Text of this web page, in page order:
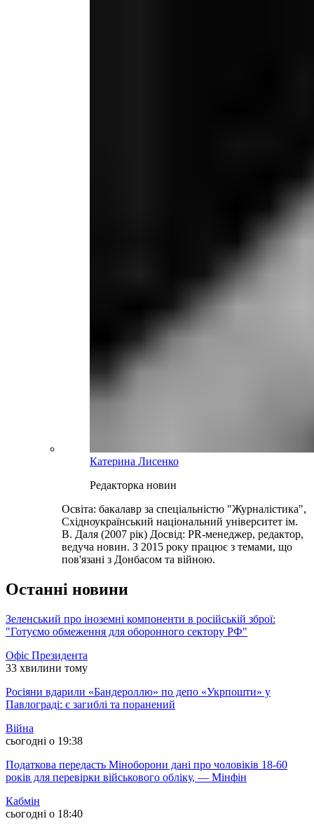
Катерина Лисенко
Редакторка новин
Освіта: бакалавр за спеціальністю "Журналістика",
Східноукраїнський національний університет ім.
В. Даля (2007 рік) Досвід: PR-менеджер, редактор,
ведуча новин. З 2015 року працює з темами, що
пов'язані з Донбасом та війною.
Останні новини
Зеленський про іноземні компоненти в російській зброї:
"Готуємо обмеження для оборонного сектору РФ"
Офіс Президента
33 хвилини тому
Росіяни вдарили «Бандероллю» по депо «Укрпошти» у
Павлограді: є загиблі та поранений
Війна
сьогодні о 19:38
Податкова передасть Міноборони дані про чоловіків 18-60
років для перевірки військового обліку, — Мінфін
Кабмін
сьогодні о 18:40